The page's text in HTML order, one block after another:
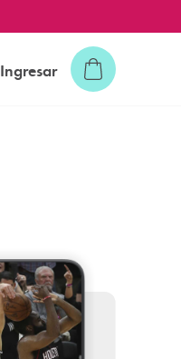
Ingresar